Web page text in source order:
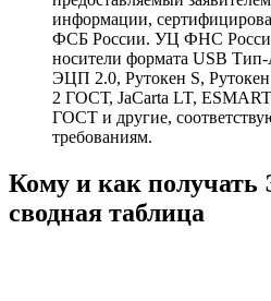
информации,
ФСБ России. УЦ ФНС
носители формата USB
ЭЦП 2.0, Рутокен S,
2 ГОСТ, JaCarta LT,
ГОСТ и другие,
требованиям.
Кому и как получать
сводная таблица